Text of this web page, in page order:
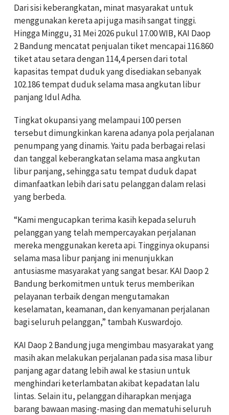
Dari sisi keberangkatan, minat masyarakat untuk
menggunakan kereta api juga masih sangat tinggi.
Hingga Minggu, 31 Mei 2026 pukul 17.00 WIB, KAI Daop
2 Bandung mencatat penjualan tiket mencapai 116.860
tiket atau setara dengan 114,4 persen dari total
kapasitas tempat duduk yang disediakan sebanyak
102.186 tempat duduk selama masa angkutan libur
panjang Idul Adha.
Tingkat okupansi yang melampaui 100 persen
tersebut dimungkinkan karena adanya pola perjalanan
penumpang yang dinamis. Yaitu pada berbagai relasi
dan tanggal keberangkatan selama masa angkutan
libur panjang, sehingga satu tempat duduk dapat
dimanfaatkan lebih dari satu pelanggan dalam relasi
yang berbeda.
“Kami mengucapkan terima kasih kepada seluruh
pelanggan yang telah mempercayakan perjalanan
mereka menggunakan kereta api. Tingginya okupansi
selama masa libur panjang ini menunjukkan
antusiasme masyarakat yang sangat besar. KAI Daop 2
Bandung berkomitmen untuk terus memberikan
pelayanan terbaik dengan mengutamakan
keselamatan, keamanan, dan kenyamanan perjalanan
bagi seluruh pelanggan,” tambah Kuswardojo.
KAI Daop 2 Bandung juga mengimbau masyarakat yang
masih akan melakukan perjalanan pada sisa masa libur
panjang agar datang lebih awal ke stasiun untuk
menghindari keterlambatan akibat kepadatan lalu
lintas. Selain itu, pelanggan diharapkan menjaga
barang bawaan masing-masing dan mematuhi seluruh